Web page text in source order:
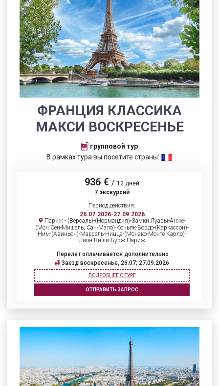
ФРАНЦИЯ КЛАССИКА
МАКСИ ВОСКРЕСЕНЬЕ
групповой тур
В рамках тура вы посетите страны:
936 € / 12 дней
7 экскурсий
Период действия:
26.07.2026-27.09.2026
Париж - (Версаль)-(Нормандия)-Замки Луары-Анже-
(Мон Сен-Мишель, Сан-Мало)-Коньяк-Бордо-(Каркассон)-
Ним-(Авиньон)-Марсель-Ницца-(Монако-Монте Карло)-
Лион-Виши-Бурж-Париж
Перелет оплачивается дополнительно
Заезд воскресенье, 26.07; 27.09.2026
ПОДРОБНЕЕ О ТУРЕ
ОТПРАВИТЬ ЗАПРОС